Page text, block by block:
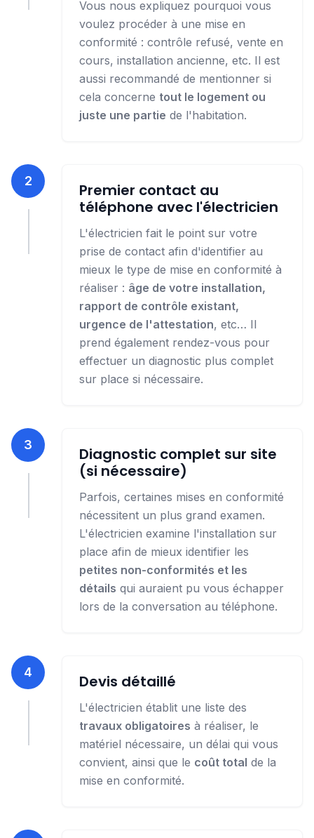
Vous nous expliquez pourquoi vous
voulez procéder à une mise en
conformité : contrôle refusé, vente en
cours, installation ancienne, etc. Il est
aussi recommandé de mentionner si
cela concerne tout le logement ou
juste une partie de l'habitation.
2
Premier contact au
téléphone avec l'électricien
L'électricien fait le point sur votre
prise de contact afin d'identifier au
mieux le type de mise en conformité à
réaliser : âge de votre installation,
rapport de contrôle existant,
urgence de l'attestation, etc… Il
prend également rendez-vous pour
effectuer un diagnostic plus complet
sur place si nécessaire.
3
Diagnostic complet sur site
(si nécessaire)
Parfois, certaines mises en conformité
nécessitent un plus grand examen.
L'électricien examine l'installation sur
place afin de mieux identifier les
petites non-conformités et les
détails qui auraient pu vous échapper
lors de la conversation au téléphone.
4 Devis détaillé
L'électricien établit une liste des
travaux obligatoires à réaliser, le
matériel nécessaire, un délai qui vous
convient, ainsi que le coût total de la
mise en conformité.